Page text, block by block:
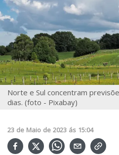
Norte e Sul concentram
dias. (foto - Pixabay)
23 de Maio de 2023 ás 15:04